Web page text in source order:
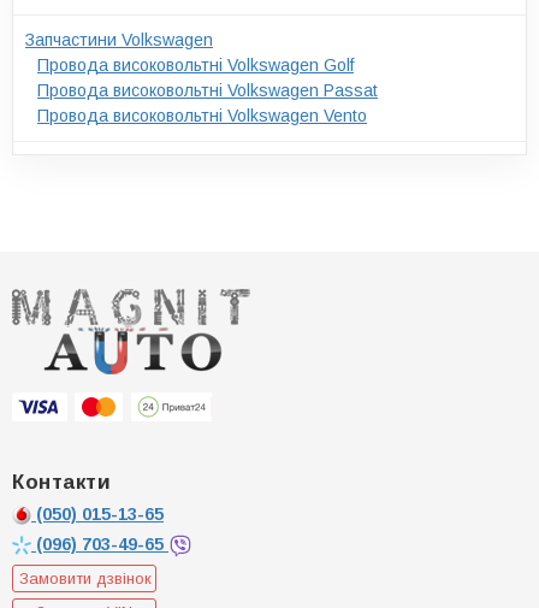
Запчастини Volkswagen
Провода високовольтні Volkswagen Golf
Провода високовольтні Volkswagen Passat
Провода високовольтні Volkswagen Vento
Контакти
(050) 015-13-65
(096) 703-49-65
Замовити дзвінок